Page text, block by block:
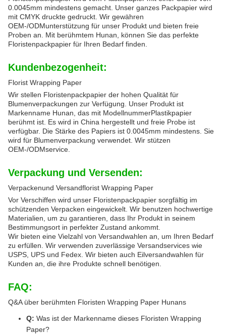
0.0045mm mindestens gemacht. Unser ganzes Packpapier wird
mit CMYK druckte gedruckt. Wir gewähren
OEM-/ODMunterstützung für unser Produkt und bieten freie
Proben an. Mit berühmtem Hunan, können Sie das perfekte
Floristenpackpapier für Ihren Bedarf finden.
Kundenbezogenheit:
Florist Wrapping Paper
Wir stellen Floristenpackpapier der hohen Qualität für
Blumenverpackungen zur Verfügung. Unser Produkt ist
Markenname Hunan, das mit ModellnummerPlastikpapier
berühmt ist. Es wird in China hergestellt und freie Probe ist
verfügbar. Die Stärke des Papiers ist 0.0045mm mindestens. Sie
wird für Blumenverpackung verwendet. Wir stützen
OEM-/ODMservice.
Verpackung und Versenden:
Verpackenund Versandflorist Wrapping Paper
Vor Verschiffen wird unser Floristenpackpapier sorgfältig im
schützenden Verpacken eingewickelt. Wir benutzen hochwertige
Materialien, um zu garantieren, dass Ihr Produkt in seinem
Bestimmungsort in perfekter Zustand ankommt.
Wir bieten eine Vielzahl von Versandwahlen an, um Ihren Bedarf
zu erfüllen. Wir verwenden zuverlässige Versandservices wie
USPS, UPS und Fedex. Wir bieten auch Eilversandwahlen für
Kunden an, die ihre Produkte schnell benötigen.
FAQ:
Q&A über berühmten Floristen Wrapping Paper Hunans
Q: Was ist der Markenname dieses Floristen Wrapping
Paper?